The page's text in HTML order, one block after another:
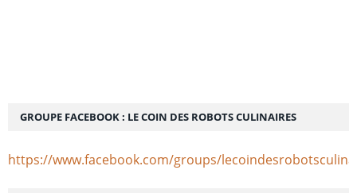
GROUPE FACEBOOK : LE COIN DES ROBOTS CULINAIRES
https://www.facebook.com/groups/